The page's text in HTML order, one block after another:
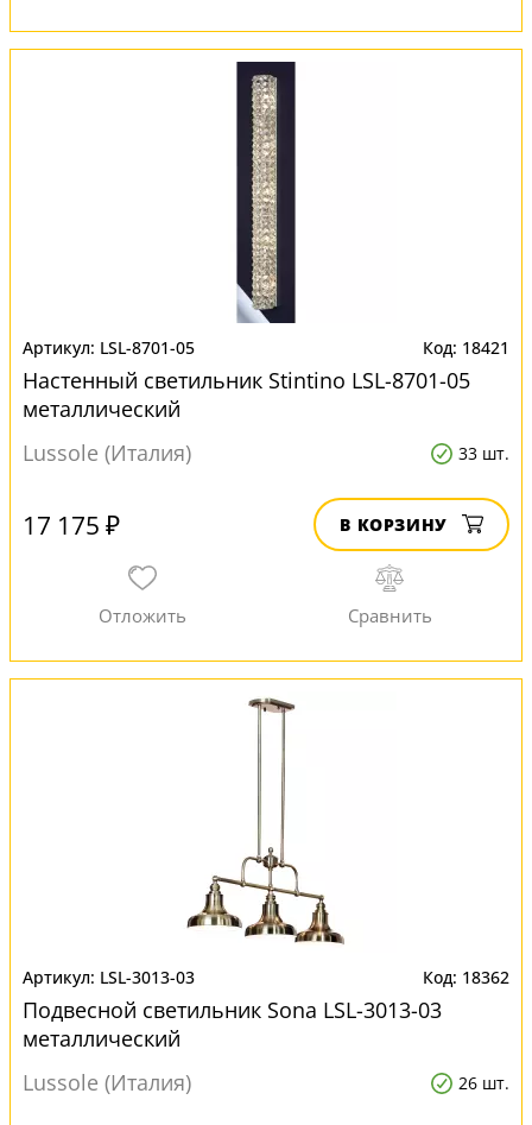
LSL-8701-05 18421
Настенный светильник Stintino LSL-8701-05
металлический
Lussole (Италия)
33 шт.
17 175 ₽ В КОРЗИНУ
LSL-3013-03 18362
Подвесной светильник Sona LSL-3013-03
металлический
Lussole (Италия)
26 шт.